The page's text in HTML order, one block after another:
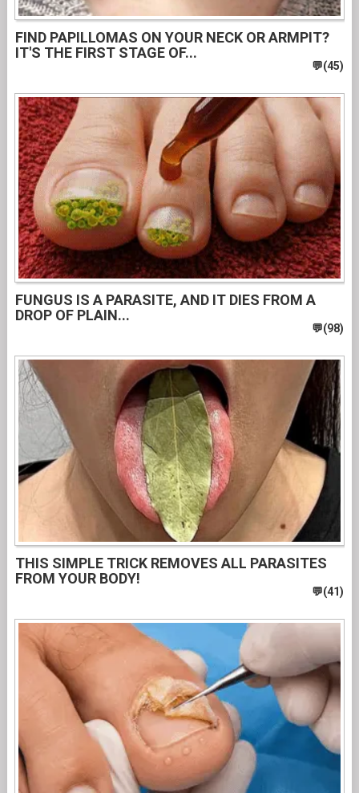
FIND PAPILLOMAS ON YOUR NECK OR ARMPIT?
IT'S THE FIRST STAGE OF...
FUNGUS IS A PARASITE, AND IT DIES FROM A
DROP OF PLAIN...
THIS SIMPLE TRICK REMOVES ALL PARASITES
FROM YOUR BODY!